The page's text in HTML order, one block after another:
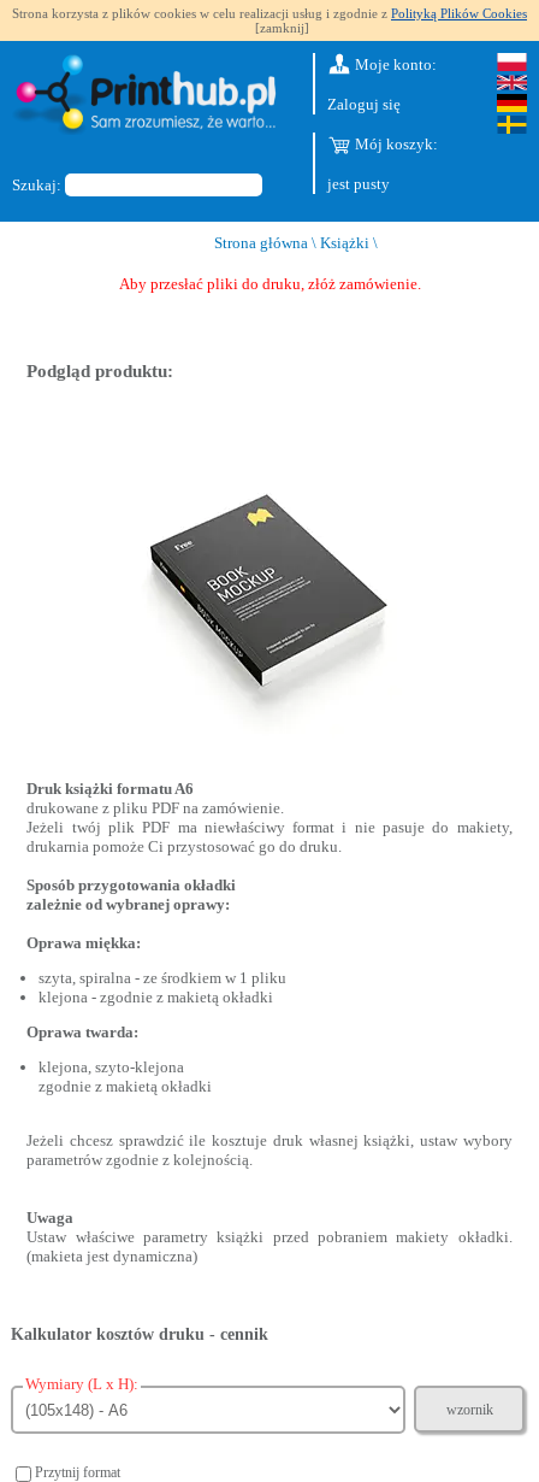
Strona korzysta z plików cookies w celu realizacji usług i zgodnie z Polityką Plików Cookies
[zamknij]
Szukaj:
Moje konto:
Zaloguj się
Mój koszyk:
jest pusty
Strona główna \ Książki \
Aby przesłać pliki do druku, złóż zamówienie.
Podgląd produktu:
Druk książki formatu A6
drukowane z pliku PDF na zamówienie.
Jeżeli twój plik PDF ma niewłaściwy format i nie pasuje do makiety,
drukarnia pomoże Ci przystosować go do druku.
Sposób przygotowania okładki
zależnie od wybranej oprawy:
Oprawa miękka:
szyta, spiralna - ze środkiem w 1 pliku
klejona - zgodnie z makietą okładki
Oprawa twarda:
klejona, szyto-klejona
zgodnie z makietą okładki
Jeżeli chcesz sprawdzić ile kosztuje druk własnej książki, ustaw wybory
parametrów zgodnie z kolejnością.
Uwaga
Ustaw właściwe parametry książki przed pobraniem makiety okładki.
(makieta jest dynamiczna)
Kalkulator kosztów druku - cennik
Wymiary (L x H):
wzornik
Przytnij format